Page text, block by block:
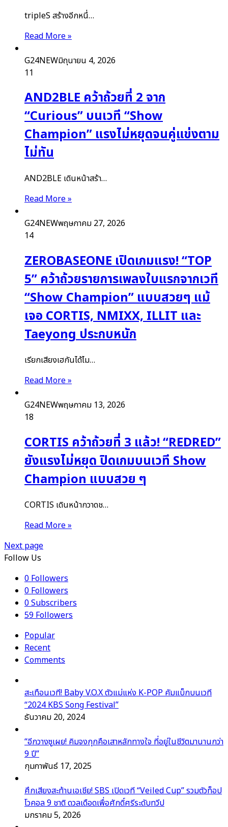
tripleS สร้างอีกหนึ่…
Read More »
G24NEWมิถุนายน 4, 2026
11
AND2BLE คว้าถ้วยที่ 2 จาก
“Curious” บนเวที “Show
Champion” แรงไม่หยุดจนคู่แข่งตาม
ไม่ทัน
AND2BLE เดินหน้าสร้า…
Read More »
G24NEWพฤษภาคม 27, 2026
14
ZEROBASEONE เปิดเกมแรง! “TOP
5” คว้าถ้วยรายการเพลงใบแรกจากเวที
“Show Champion” แบบสวยๆ แม้
เจอ CORTIS, NMIXX, ILLIT และ
Taeyong ประกบหนัก
เรียกเสียงเฮกันได้ไม…
Read More »
G24NEWพฤษภาคม 13, 2026
18
CORTIS คว้าถ้วยที่ 3 แล้ว! “REDRED”
ยังแรงไม่หยุด ปิดเกมบนเวที Show
Champion แบบสวย ๆ
CORTIS เดินหน้ากวาดช…
Read More »
Next page
Follow Us
0Followers
0Followers
0Subscribers
59Followers
Popular
Recent
Comments
สะเทือนเวที! Baby V.O.X ตัวแม่แห่ง K-POP คัมแบ็กบนเวที
“2024 KBS Song Festival”
ธันวาคม 20, 2024
“อีกวางซูเผย! คิมจงกุกคือเสาหลักทางใจ ที่อยู่ในชีวิตมานานกว่า
9 ปี”
กุมภาพันธ์ 17, 2025
ศึกเสียงสะท้านเอเชีย! SBS เปิดเวที “Veiled Cup” รวมตัวท็อป
โวคอล 9 ชาติ ดวลเดือดเพื่อศักดิ์ศรีระดับทวีป
มกราคม 5, 2026